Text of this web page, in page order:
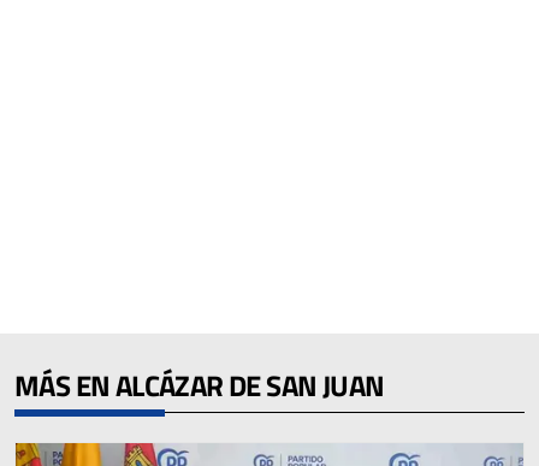
MÁS EN ALCÁZAR DE SAN JUAN